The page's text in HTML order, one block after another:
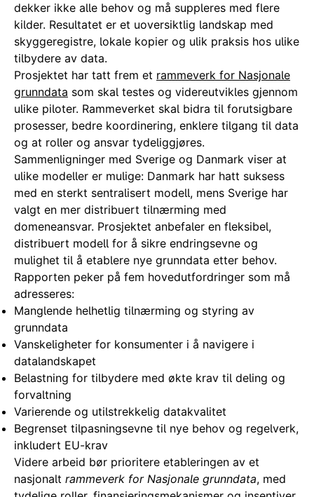
dekker ikke alle behov og må suppleres med flere
kilder. Resultatet er et uoversiktlig landskap med
skyggeregistre, lokale kopier og ulik praksis hos ulike
tilbydere av data.
Prosjektet har tatt frem et rammeverk for Nasjonale
grunndata som skal testes og videreutvikles gjennom
ulike piloter. Rammeverket skal bidra til forutsigbare
prosesser, bedre koordinering, enklere tilgang til data
og at roller og ansvar tydeliggjøres.
Sammenligninger med Sverige og Danmark viser at
ulike modeller er mulige: Danmark har hatt suksess
med en sterkt sentralisert modell, mens Sverige har
valgt en mer distribuert tilnærming med
domeneansvar. Prosjektet anbefaler en fleksibel,
distribuert modell for å sikre endringsevne og
mulighet til å etablere nye grunndata etter behov.
Rapporten peker på fem hovedutfordringer som må
adresseres:
Manglende helhetlig tilnærming og styring av
grunndata
Vanskeligheter for konsumenter i å navigere i
datalandskapet
Belastning for tilbydere med økte krav til deling og
forvaltning
Varierende og utilstrekkelig datakvalitet
Begrenset tilpasningsevne til nye behov og regelverk,
inkludert EU-krav
Videre arbeid bør prioritere etableringen av et
nasjonalt rammeverk for Nasjonale grunndata, med